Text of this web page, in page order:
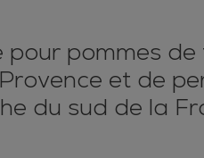
pommes
et de
du sud de la